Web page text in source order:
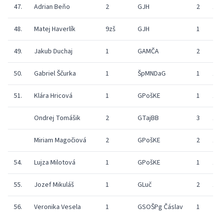
47. Adrian Beňo 2 GJH 2 12
48. Matej Haverlík 9zš GJH 1
49. Jakub Duchaj 1 GAMČA 2
50. Gabriel Ščurka 1 ŠpMNDaG 1 17
51. Klára Hricová 1 GPošKE 1 17
Ondrej Tomášik 2 GTajBB 3 11
Miriam Magočiová 2 GPošKE 2 17
54. Lujza Milotová 1 GPošKE 1 16
55. Jozef Mikuláš 1 GLuč 2 14
56. Veronika Vesela 1 GSOŠPg Čáslav 1